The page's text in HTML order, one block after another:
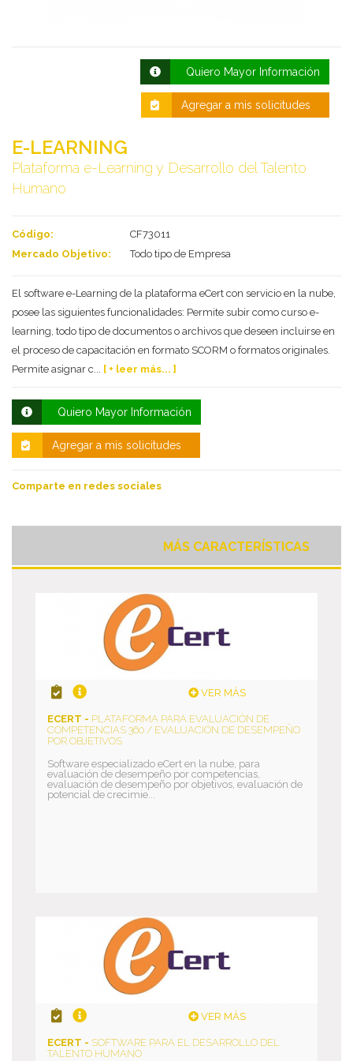
Al enviar este formulario aceptas nuestra
política de tratamiento datos personales.
Quiero Mayor Información
Agregar a mis solicitudes
E-LEARNING
Plataforma e-Learning y Desarrollo del Talento
Humano
Código:
CF73011
Mercado Objetivo:
Todo tipo de Empresa
El software e-Learning de la plataforma eCert con servicio en la nube,
posee las siguientes funcionalidades: Permite subir como curso e-
learning, todo tipo de documentos o archivos que deseen incluirse en
el proceso de capacitación en formato SCORM o formatos originales.
Permite asignar c... [ + leer más... ]
Quiero Mayor Información
Agregar a mis solicitudes
Comparte en redes sociales
MÁS CARACTERÍSTICAS
VER MÁS
ECERT - PLATAFORMA PARA EVALUACIÓN DE
COMPETENCIAS 360 / EVALUACIÓN DE DESEMPEÑO
POR OBJETIVOS
Software especializado eCert en la nube, para
evaluación de desempeño por competencias,
evaluación de desempeño por objetivos, evaluación de
potencial de crecimie...
VER MÁS
ECERT - SOFTWARE PARA EL DESARROLLO DEL
TALENTO HUMANO